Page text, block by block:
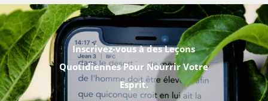
Inscrivez-vous à des Leçons
Quotidiennes Pour Nourrir Votre
Esprit.